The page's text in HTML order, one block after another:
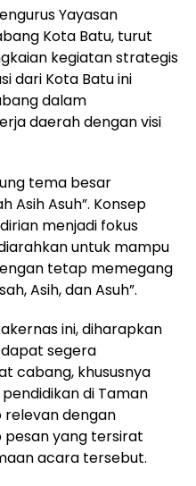
Yayasan
Kota Batu, turut
kegiatan strategis
dari Kota Batu ini
dalam
daerah dengan visi
tema besar
Asih Asuh”. Konsep
menjadi fokus
untuk mampu
tetap memegang
Asih, dan Asuh”.
ini, diharapkan
segera
cabang, khususnya
di Taman
relevan dengan
pesan yang tersirat
acara tersebut.